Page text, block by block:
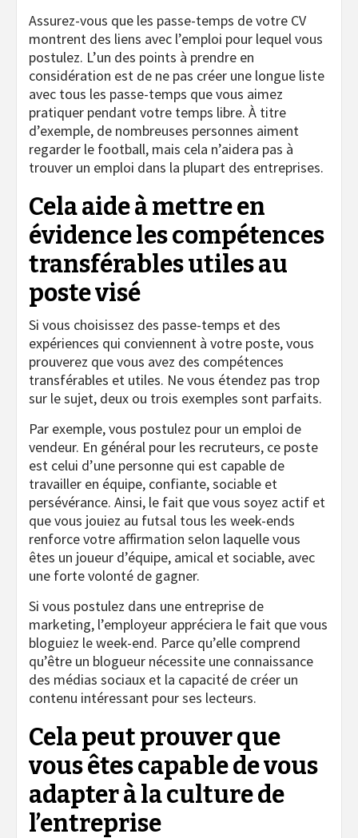
Assurez-vous que les passe-temps de votre CV
montrent des liens avec l’emploi pour lequel vous
postulez. L’un des points à prendre en
considération est de ne pas créer une longue liste
avec tous les passe-temps que vous aimez
pratiquer pendant votre temps libre. À titre
d’exemple, de nombreuses personnes aiment
regarder le football, mais cela n’aidera pas à
trouver un emploi dans la plupart des entreprises.
Cela aide à mettre en
évidence les compétences
transférables utiles au
poste visé
Si vous choisissez des passe-temps et des
expériences qui conviennent à votre poste, vous
prouverez que vous avez des compétences
transférables et utiles. Ne vous étendez pas trop
sur le sujet, deux ou trois exemples sont parfaits.
Par exemple, vous postulez pour un emploi de
vendeur. En général pour les recruteurs, ce poste
est celui d’une personne qui est capable de
travailler en équipe, confiante, sociable et
persévérance. Ainsi, le fait que vous soyez actif et
que vous jouiez au futsal tous les week-ends
renforce votre affirmation selon laquelle vous
êtes un joueur d’équipe, amical et sociable, avec
une forte volonté de gagner.
Si vous postulez dans une entreprise de
marketing, l’employeur appréciera le fait que vous
bloguiez le week-end. Parce qu’elle comprend
qu’être un blogueur nécessite une connaissance
des médias sociaux et la capacité de créer un
contenu intéressant pour ses lecteurs.
Cela peut prouver que
vous êtes capable de vous
adapter à la culture de
l’entreprise